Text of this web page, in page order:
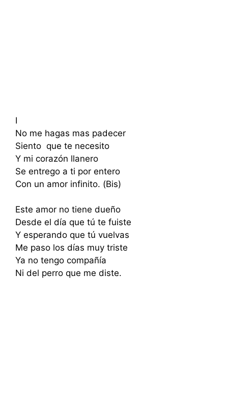
I
No me hagas mas padecer
Siento que te necesito
Y mi corazón llanero
Se entrego a ti por entero
Con un amor infinito. (Bis)
Este amor no tiene dueño
Desde el día que tú te fuiste
Y esperando que tú vuelvas
Me paso los días muy triste
Ya no tengo compañía
Ni del perro que me diste.